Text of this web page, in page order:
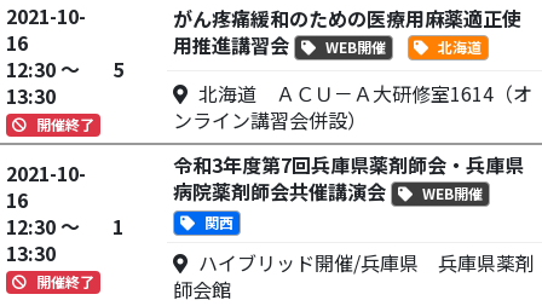
2021-10-
16
12:30 ～
13:30
開催終了
5
がん疼痛緩和のための医療用麻薬適正使
用推進講習会
WEB開催 北海道
北海道 ＡＣＵ－Ａ大研修室1614（オ
ンライン講習会併設）
2021-10-
16
12:30 ～
13:30
開催終了
1
令和3年度第7回兵庫県薬剤師会・兵庫県
病院薬剤師会共催講演会
WEB開催
関西
ハイブリッド開催/兵庫県 兵庫県薬剤
師会館